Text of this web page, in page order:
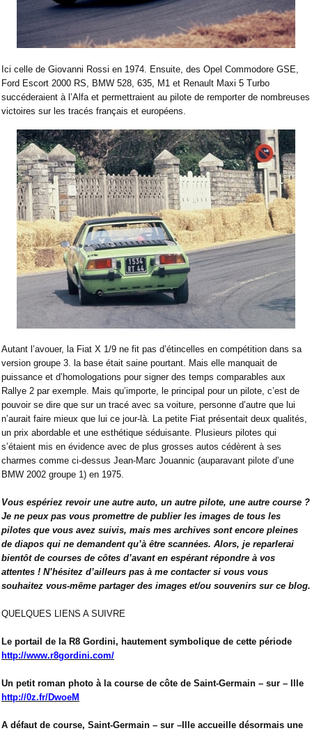
Ici celle de Giovanni Rossi en 1974. Ensuite, des Opel Commodore GSE,
Ford Escort 2000 RS, BMW 528, 635, M1 et Renault Maxi 5 Turbo
succéderaient à l’Alfa et permettraient au pilote de remporter de nombreuses
victoires sur les tracés français et européens.
Autant l’avouer, la Fiat X 1/9 ne fit pas d’étincelles en compétition dans sa
version groupe 3. la base était saine pourtant. Mais elle manquait de
puissance et d’homologations pour signer des temps comparables aux
Rallye 2 par exemple. Mais qu’importe, le principal pour un pilote, c’est de
pouvoir se dire que sur un tracé avec sa voiture, personne d’autre que lui
n’aurait faire mieux que lui ce jour-là. La petite Fiat présentait deux qualités,
un prix abordable et une esthétique séduisante. Plusieurs pilotes qui
s’étaient mis en évidence avec de plus grosses autos cédèrent à ses
charmes comme ci-dessus Jean-Marc Jouannic (auparavant pilote d’une
BMW 2002 groupe 1) en 1975.
Vous espériez revoir une autre auto, un autre pilote, une autre course ?
Je ne peux pas vous promettre de publier les images de tous les
pilotes que vous avez suivis, mais mes archives sont encore pleines
de diapos qui ne demandent qu’à être scannées. Alors, je reparlerai
bientôt de courses de côtes d’avant en espérant répondre à vos
attentes ! N’hésitez d’ailleurs pas à me contacter si vous vous
souhaitez vous-même partager des images et/ou souvenirs sur ce blog.
QUELQUES LIENS A SUIVRE
Le portail de la R8 Gordini, hautement symbolique de cette période
http://www.r8gordini.com/
Un petit roman photo à la course de côte de Saint-Germain – sur – Ille
http://0z.fr/DwoeM
A défaut de course, Saint-Germain – sur –Ille accueille désormais une